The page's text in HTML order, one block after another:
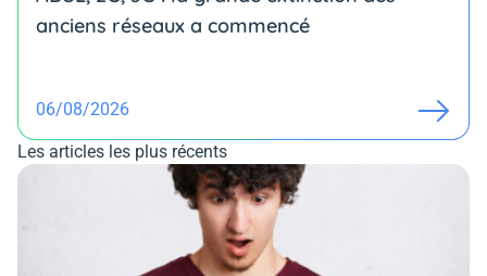
anciens réseaux a commencé
06/08/2026
Les articles les plus récents